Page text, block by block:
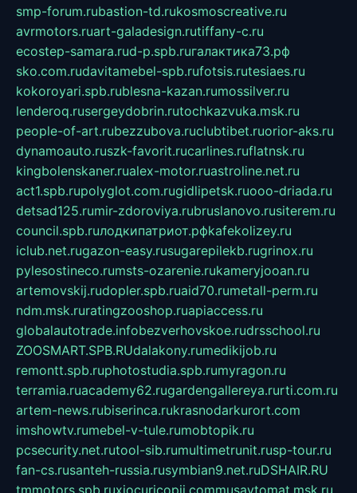
smp-forum.rubastion-td.rukosmoscreative.ru
avrmotors.ruart-galadesign.rutiffany-c.ru
ecostep-samara.rud-p.spb.ruгалактика73.рф
sko.com.rudavitamebel-spb.rufotsis.rutesiaes.ru
kokoroyari.spb.rublesna-kazan.rumossilver.ru
lenderoq.rusergeydobrin.rutochkazvuka.msk.ru
people-of-art.rubezzubova.ruclubtibet.ruorior-aks.ru
dynamoauto.ruszk-favorit.rucarlines.ruflatnsk.ru
kingbolenskaner.rualex-motor.ruastroline.net.ru
act1.spb.rupolyglot.com.rugidlipetsk.ruooo-driada.ru
detsad125.rumir-zdoroviya.rubruslanovo.rusiterem.ru
council.spb.ruлодкипатриот.рфkafekolizey.ru
iclub.net.rugazon-easy.rusugarepilekb.rugrinox.ru
pylesostineco.rumsts-ozarenie.rukameryjooan.ru
artemovskij.rudopler.spb.ruaid70.rumetall-perm.ru
ndm.msk.ruratingzooshop.ruapiaccess.ru
globalautotrade.infobezverhovskoe.rudrsschool.ru
ZOOSMART.SPB.RUdalakony.rumedikijob.ru
remontt.spb.ruphotostudia.spb.rumyragon.ru
terramia.ruacademy62.rugardengallereya.rurti.com.ru
artem-news.rubiserinca.rukrasnodarkurort.com
imshowtv.rumebel-v-tule.rumobtopik.ru
pcsecurity.net.rutool-sib.rumultimetrunit.rusp-tour.ru
fan-cs.rusanteh-russia.rusymbian9.net.ruDSHAIR.RU
tmmotors.spb.ruxjocuricopii.commusavtomat.msk.ru